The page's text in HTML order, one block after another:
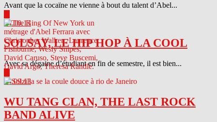
Avant que la cocaïne ne vienne à bout du talent d’Abel...
04.10.13
SOLSAY, LE HIP HOP À LA COOL
Avec sa dégaine d’étudiant en fin de semestre, il est bien...
04.09.13
WU TANG CLAN, THE LAST ROCK
BAND ALIVE